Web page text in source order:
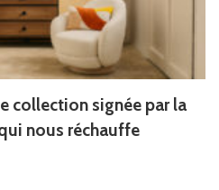
collection signée par la
nous réchauffe